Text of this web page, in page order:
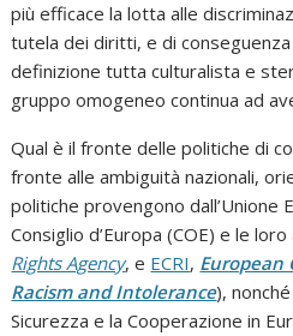
più efficace la lotta alle
tutela dei diritti, e di
definizione tutta culturalista e
gruppo omogeneo continua ad
Qual è il fronte delle politiche di
fronte alle ambiguità nazionali,
politiche provengono dall’Unione
Consiglio d’Europa (COE) e le
Rights Agency, e ECRI, European
Racism and Intolerance),
Sicurezza e la Cooperazione in